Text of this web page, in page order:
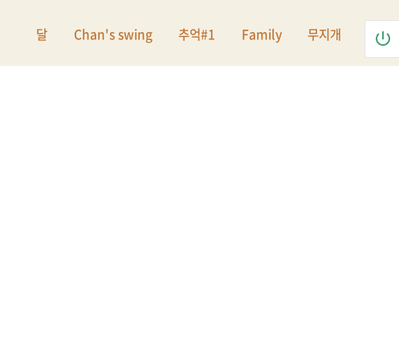
달 Chan's swing 추억#1 Family 무지개 power_settings_new